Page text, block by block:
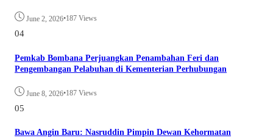
June 2, 2026•187 Views
04
Pemkab Bombana Perjuangkan Penambahan Feri dan
Pengembangan Pelabuhan di Kementerian Perhubungan
June 8, 2026•187 Views
05
Bawa Angin Baru: Nasruddin Pimpin Dewan Kehormatan